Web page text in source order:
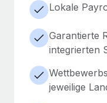
Lokale
Garantierte
integrierten
jeweilige